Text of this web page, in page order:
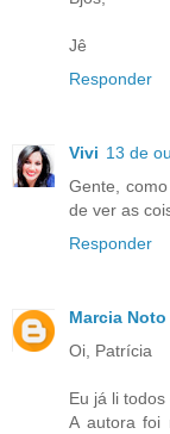
Jê
Responder
Vivi 13 de
Gente,
de ver as
Responder
Marcia Noto
Oi, Patrícia
Eu já li
A autora foi